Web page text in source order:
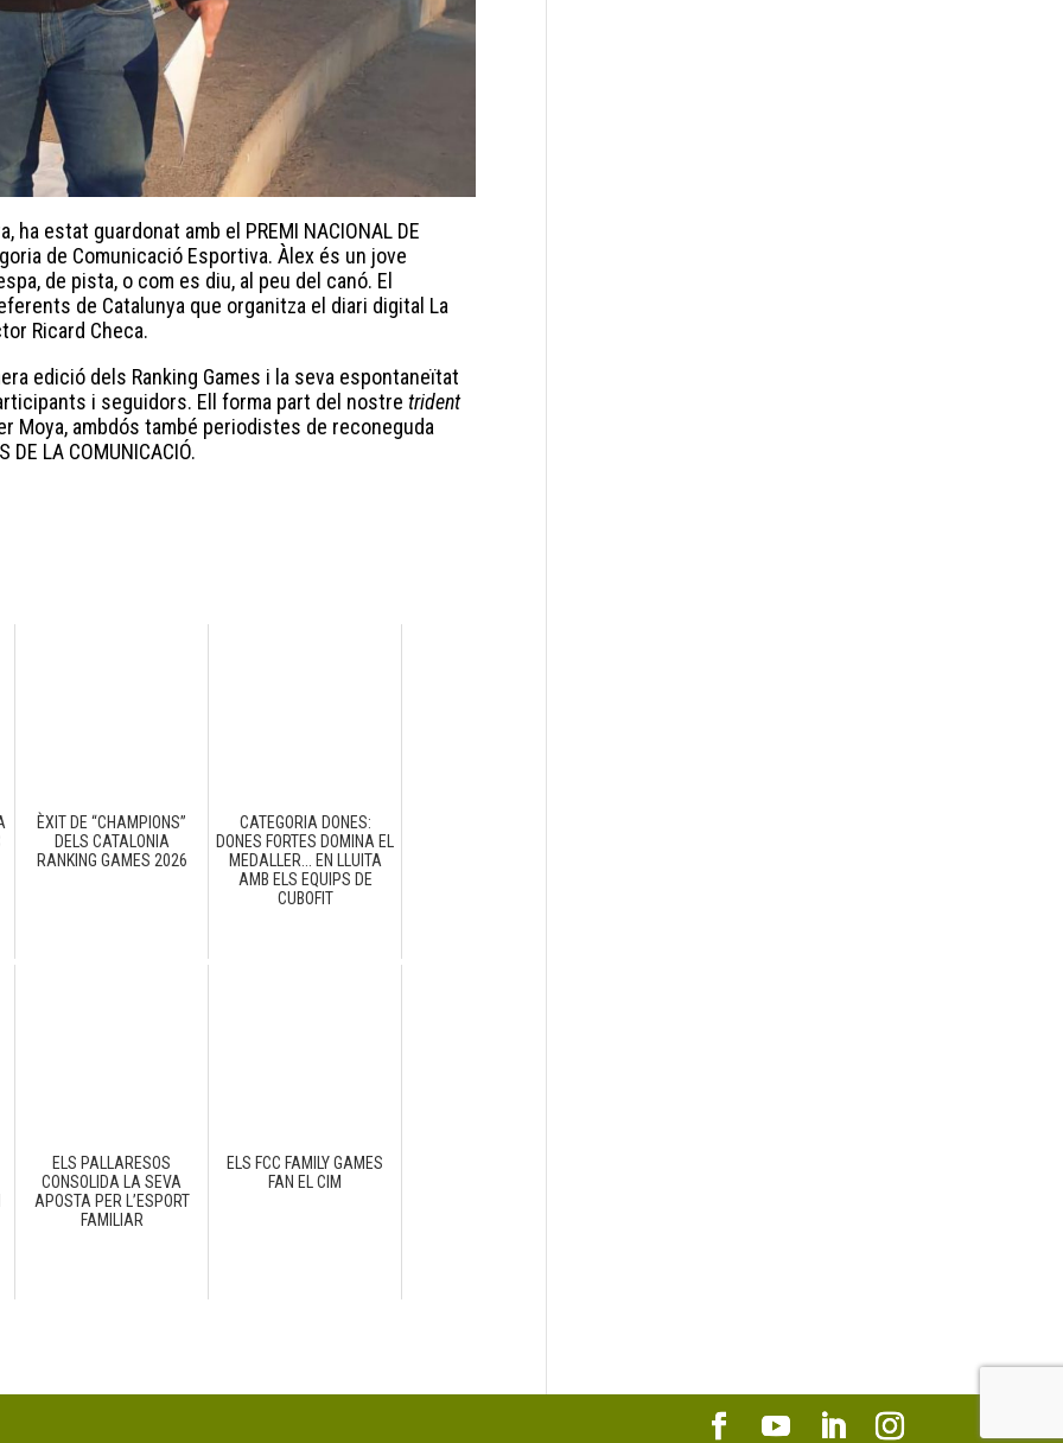
estat guardonat amb el PREMI NACIONAL DE
de Comunicació Esportiva. Àlex és un jove
de pista, o com es diu, al peu del canó. El
de Catalunya que organitza el diari digital La
Ricard Checa.
edició dels Ranking Games i la seva espontaneïtat
i seguidors. Ell forma part del nostretrident
Moya, ambdós també periodistes de reconeguda
LA COMUNICACIÓ.
ÈXIT DE “CHAMPIONS”
DELS CATALONIA
RANKING GAMES 2026
CATEGORIA DONES:
DONES FORTES DOMINA EL
MEDALLER... EN LLUITA
AMB ELS EQUIPS DE
CUBOFIT
ELS PALLARESOS
CONSOLIDA LA SEVA
APOSTA PER L’ESPORT
FAMILIAR
ELS FCC FAMILY GAMES
FAN EL CIM